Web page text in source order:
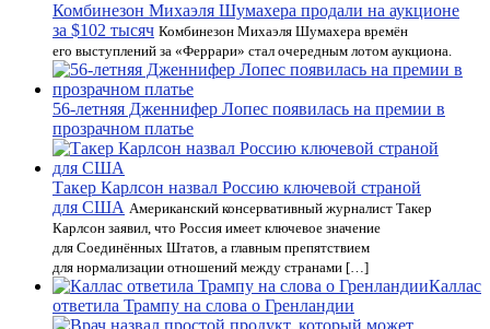
Комбинезон Михаэля Шумахера продали на аукционе
за $102 тысяч Комбинезон Михаэля Шумахера времён
его выступлений за «Феррари» стал очередным лотом аукциона.
56-летняя Дженнифер Лопес появилась на премии в
прозрачном платье
Такер Карлсон назвал Россию ключевой страной
для США Американский консервативный журналист Такер
Карлсон заявил, что Россия имеет ключевое значение
для Соединённых Штатов, а главным препятствием
для нормализации отношений между странами […]
Каллас
ответила Трампу на слова о Гренландии